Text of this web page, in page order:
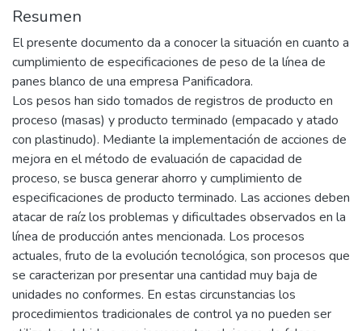
Resumen
El presente documento da a conocer la situación en cuanto a
cumplimiento de especificaciones de peso de la línea de
panes blanco de una empresa Panificadora.
Los pesos han sido tomados de registros de producto en
proceso (masas) y producto terminado (empacado y atado
con plastinudo). Mediante la implementación de acciones de
mejora en el método de evaluación de capacidad de
proceso, se busca generar ahorro y cumplimiento de
especificaciones de producto terminado. Las acciones deben
atacar de raíz los problemas y dificultades observados en la
línea de producción antes mencionada. Los procesos
actuales, fruto de la evolución tecnológica, son procesos que
se caracterizan por presentar una cantidad muy baja de
unidades no conformes. En estas circunstancias los
procedimientos tradicionales de control ya no pueden ser